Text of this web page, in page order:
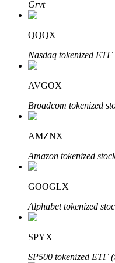
Bloqueos BTR
Inversiones exclusivas
Grvt
QQQX
Nasdaq tokenized ETF
AVGOX
Broadcom tokenized
AMZNX
Amazon tokenized
GOOGLX
Alphabet tokenized
SPYX
SP500 tokenized ETF